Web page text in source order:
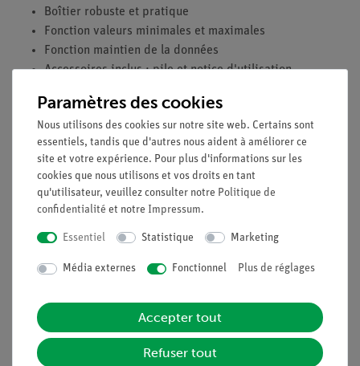
Boîtier robuste et pratique
Fonction valeurs minimales et maximales
Fonction maintien de la données
Accessoires inclus : pile et notice d'utilisation
Caractéristiques Techniques
Plage de mesure : 0 - 200.000 Lux
Résolution : 1 Lux
Précision : ± 4 %
Taux d'échantillonnage : 1,5 1/s
Alimentation : pile 9 V
Poids : 120 g
Livraison gratuite à partir de 300,- €.
Paramètres des cookies
Nous utilisons des cookies sur notre site web. Certains sont
essentiels, tandis que d'autres nous aident à améliorer ce
site et votre expérience. Pour plus d'informations sur les
cookies que nous utilisons et vos droits en tant
qu'utilisateur, veuillez consulter notre Politique de
confidentialité et notre Impressum.
Essentiel Statistique Marketing
Média externes Fonctionnel Plus de réglages
Accepter tout
Refuser tout